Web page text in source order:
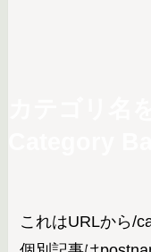
これはURLから/